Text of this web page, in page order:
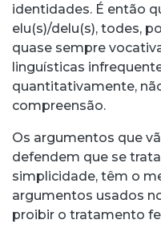
identidades. É então
elu(s)/delu(s), todes,
quase sempre
linguísticas
quantitativamente,
compreensão.
Os argumentos que
defendem que se
simplicidade, têm o
argumentos usados
proibir o tratamento